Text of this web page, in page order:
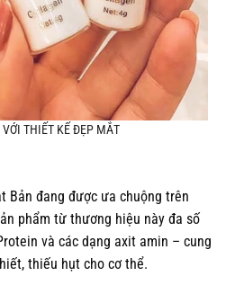
VỚI THIẾT KẾ ĐẸP MẮT
Bản đang được ưa chuộng trên
phẩm từ thương hiệu này đa số
và các dạng axit amin – cung
thiếu hụt cho cơ thể.